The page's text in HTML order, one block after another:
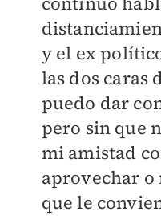
y el ex
las dos caras
puedo dar
pero sin que
mi amistad
aprovechar o
que le